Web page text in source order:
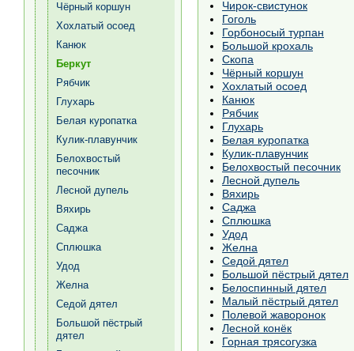
Чирок-свистунок
Гоголь
Горбоносый турпан
Большой крохаль
Скопа
Чёрный коршун
Хохлатый осоед
Канюк
Рябчик
Глухарь
Белая куропатка
Кулик-плавунчик
Белохвостый песочник
Лесной дупель
Вяхирь
Саджа
Сплюшка
Удод
Желна
Седой дятел
Большой пёстрый дятел
Белоспинный дятел
Малый пёстрый дятел
Полевой жаворонок
Лесной конёк
Горная трясогузка
Чёрный коршун
Хохлатый осоед
Канюк
Беркут
Рябчик
Глухарь
Белая куропатка
Кулик-плавунчик
Белохвостый
песочник
Лесной дупель
Вяхирь
Саджа
Сплюшка
Удод
Желна
Седой дятел
Большой пёстрый
дятел